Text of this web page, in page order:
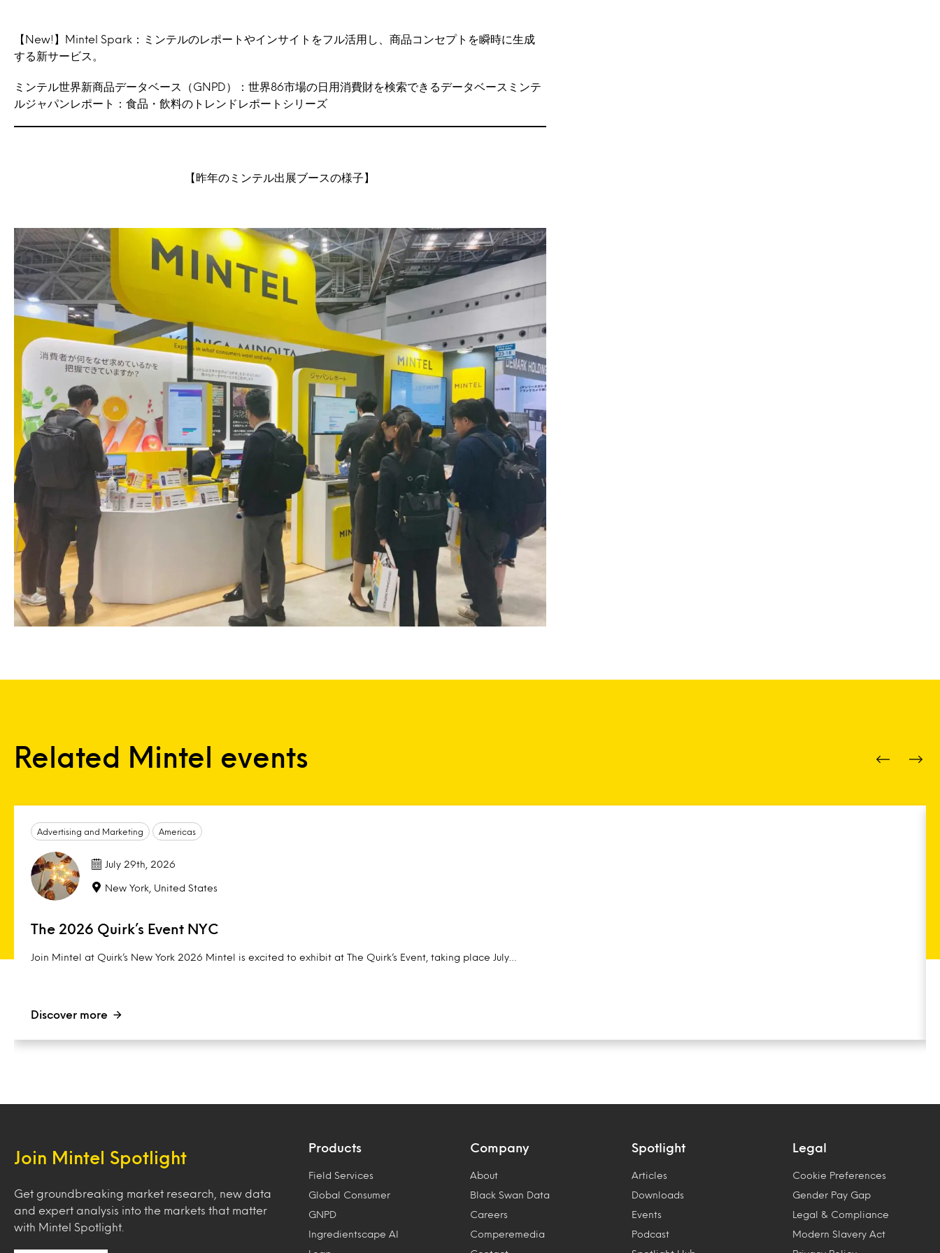
【New!】Mintel Spark：ミンテルのレポートやインサイトをフル活用し、商品コンセプトを瞬時に生成
する新サービス。
ミンテル世界新商品データベース（GNPD）：世界86市場の日用消費財を検索できるデータベースミンテ
ルジャパンレポート：食品・飲料のトレンドレポートシリーズ
【昨年のミンテル出展ブースの様子】
Related Mintel events
Advertising and Marketing Americas
July 29th, 2026
New York, United States
The 2026 Quirk’s Event NYC
Join Mintel at Quirk’s New York 2026 Mintel is excited to exhibit at The Quirk’s Event, taking place July…
Discover more
Join Mintel Spotlight
Get groundbreaking market research, new data
and expert analysis into the markets that matter
with Mintel Spotlight.
Products
Field Services
Global Consumer
GNPD
Ingredientscape AI
Company
About
Black Swan Data
Careers
Comperemedia
Spotlight
Articles
Downloads
Events
Podcast
Legal
Cookie Preferences
Gender Pay Gap
Legal & Compliance
Modern Slavery Act